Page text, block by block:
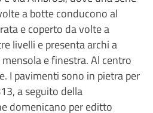
a botte conducono al
e coperto da volte a
livelli e presenta archi a
e finestra. Al centro
I pavimenti sono in pietra per
a seguito della
domenicano per editto